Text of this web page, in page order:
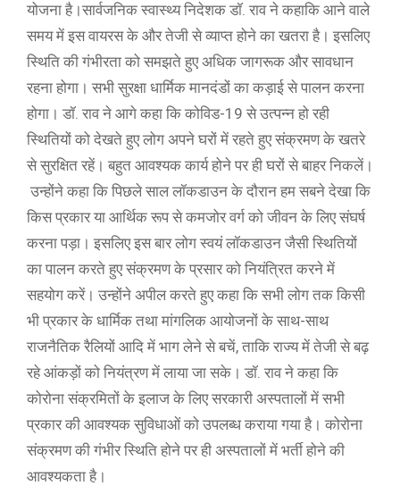
योजना है।सार्वजनिक स्वास्थ्य निदेशक डॉ. राव ने कहाकि आने वाले
समय में इस वायरस के और तेजी से व्याप्त होने का खतरा है। इसलिए
स्थिति की गंभीरता को समझते हुए अधिक जागरूक और सावधान
रहना होगा। सभी सुरक्षा धार्मिक मानदंडों का कड़ाई से पालन करना
होगा। डॉ. राव ने आगे कहा कि कोविड-19 से उत्पन्न हो रही
स्थितियों को देखते हुए लोग अपने घरों में रहते हुए संक्रमण के खतरे
से सुरक्षित रहें। बहुत आवश्यक कार्य होने पर ही घरों से बाहर निकलें।
उन्होंने कहा कि पिछले साल लॉकडाउन के दौरान हम सबने देखा कि
किस प्रकार या आर्थिक रूप से कमजोर वर्ग को जीवन के लिए संघर्ष
करना पड़ा। इसलिए इस बार लोग स्वयं लॉकडाउन जैसी स्थितियों
का पालन करते हुए संक्रमण के प्रसार को नियंत्रित करने में
सहयोग करें। उन्होंने अपील करते हुए कहा कि सभी लोग तक किसी
भी प्रकार के धार्मिक तथा मांगलिक आयोजनों के साथ-साथ
राजनैतिक रैलियों आदि में भाग लेने से बचें, ताकि राज्य में तेजी से बढ़
रहे आंकड़ों को नियंत्रण में लाया जा सके। डॉ. राव ने कहा कि
कोरोना संक्रमितों के इलाज के लिए सरकारी अस्पतालों में सभी
प्रकार की आवश्यक सुविधाओं को उपलब्ध कराया गया है। कोरोना
संक्रमण की गंभीर स्थिति होने पर ही अस्पतालों में भर्ती होने की
आवश्यकता है।